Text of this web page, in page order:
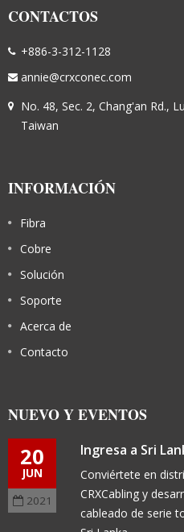
CONTACTOS
+886-3-312-1128
annie@crxconec.com
No. 48, Sec. 2, Chang'an Rd.,
Taiwan
INFORMACIÓN
Fibra
Cobre
Solución
Soporte
Acerca de
Contacto
NUEVO Y EVENTOS
20
JUN
2021
Ingresa a Sri
Conviértete en
CRXCabling y
cableado de serie